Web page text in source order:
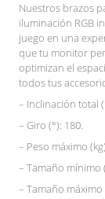
Nuestros brazos
iluminación RGB
juego en una
que tu monitor
optimizan el
todos tus
– Inclinación total
– Giro (°): 180.
– Peso máximo
– Tamaño mínimo
– Tamaño